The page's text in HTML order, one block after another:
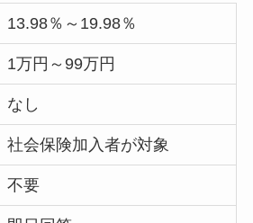
13.98％～19.98％
1万円～99万円
なし
社会保険加入者が対象
不要